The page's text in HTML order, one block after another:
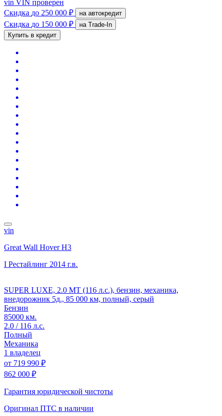
vin VIN проверен
Скидка до 250 000 ₽ на автокредит
Скидка до 150 000 ₽
на Trade-In
Купить в кредит
vin
Great Wall Hover H3
I Рестайлинг 2014 г.в.
SUPER LUXE, 2.0 MT (116 л.с.), бензин, механика,
внедорожник 5д., 85 000 км, полный, серый
Бензин
85000 км.
2.0 / 116 л.с.
Полный
Механика
1 владелец
от 719 990 ₽
862 000 ₽
Гарантия юридической чистоты
Оригинал ПТС в наличии